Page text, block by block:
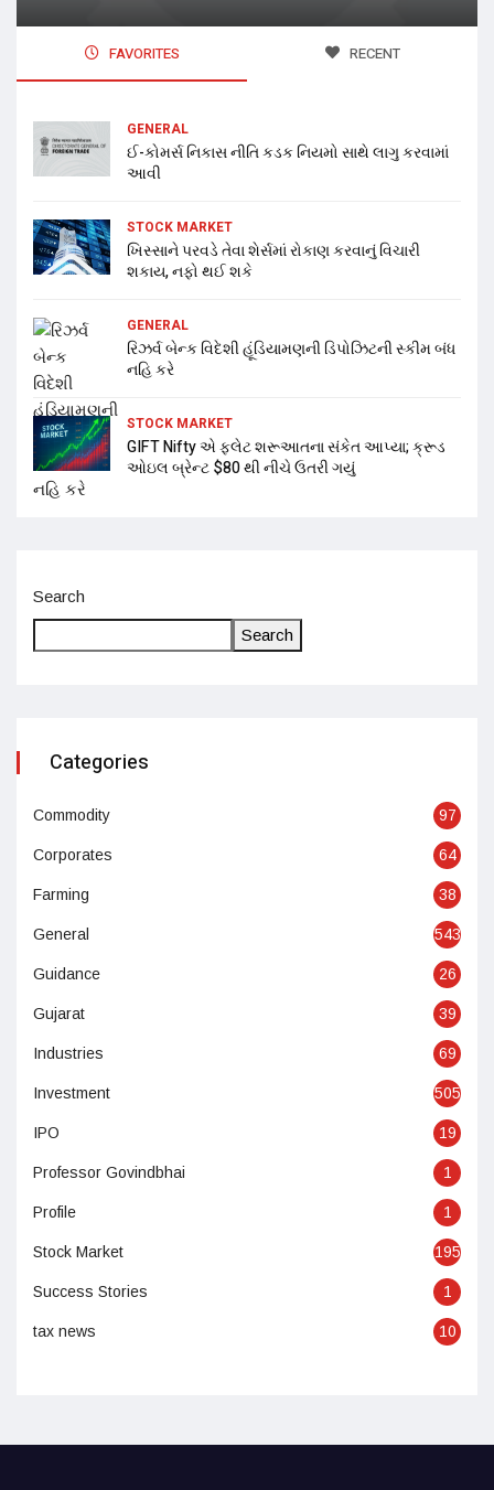
FAVORITES RECENT
GENERAL
ઈ-કોમર્સ નિકાસ નીતિ કડક નિયમો સાથે લાગુ કરવામાં
આવી
STOCK MARKET
ખિસ્સાને પરવડે તેવા શેર્સમાં રોકાણ કરવાનું વિચારી
શકાય, નફો થઈ શકે
GENERAL
રિઝર્વ બેન્ક વિદેશી હૂંડિયામણની ડિપોઝિટની સ્કીમ બંધ
નહિ કરે
STOCK MARKET
GIFT Nifty એ ફ્લેટ શરૂઆતના સંકેત આપ્યા; ક્રૂડ
ઓઇલ બ્રેન્ટ $80 થી નીચે ઉતરી ગયું
Search
Search
Categories
Commodity 97
Corporates 64
Farming 38
General 543
Guidance 26
Gujarat 39
Industries 69
Investment 505
IPO 19
Professor Govindbhai 1
Profile 1
Stock Market 195
Success Stories 1
tax news 10